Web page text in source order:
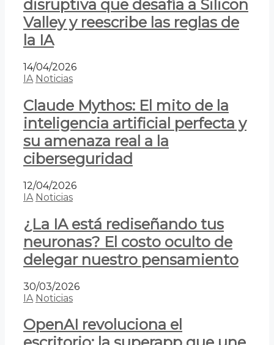
disruptiva que desafía a Silicon
Valley y reescribe las reglas de
la IA
14/04/2026
IA Noticias
Claude Mythos: El mito de la
inteligencia artificial perfecta y
su amenaza real a la
ciberseguridad
12/04/2026
IA Noticias
¿La IA está rediseñando tus
neuronas? El costo oculto de
delegar nuestro pensamiento
30/03/2026
IA Noticias
OpenAI revoluciona el